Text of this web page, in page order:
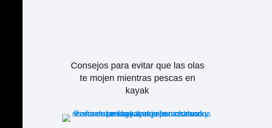
Consejos para evitar que las olas
te mojen mientras pescas en
kayak